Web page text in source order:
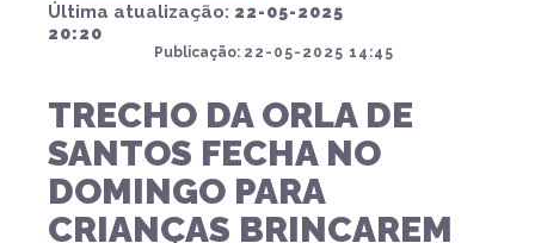
Última atualização: 22-05-2025
20:20
Publicação: 22-05-2025 14:45
TRECHO DA ORLA DE
SANTOS FECHA NO
DOMINGO PARA
CRIANÇAS BRINCAREM